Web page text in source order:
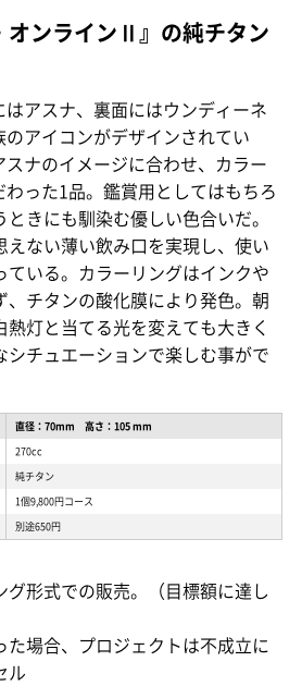
オンラインⅡ』の純チタン
はアスナ、裏面にはウンディーネ
のアイコンがデザインされてい
スナのイメージに合わせ、カラー
わった1品。鑑賞用としてはもちろ
きにも馴染む優しい色合いだ。
えない薄い飲み口を実現し、使い
ている。カラーリングはインクや
チタンの酸化膜により発色。朝
熱灯と当てる光を変えても大きく
シチュエーションで楽しむ事がで
直径：70mm 高さ：105 mm
270cc
純チタン
1個9,800円コース
別途650円
グ形式での販売。（目標額に達し
場合、プロジェクトは不成立に
ル